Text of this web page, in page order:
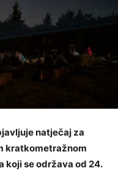
natječaj za
kratkometražnom
se održava od 24.